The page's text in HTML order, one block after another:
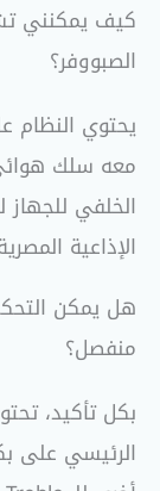
كيف يمكنني
الصبووفر؟
الخلفي للجهاز
الإذاعية
منفصل؟
بكل تأكيد،